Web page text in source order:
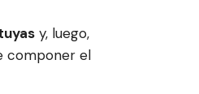
y, luego,
componer el